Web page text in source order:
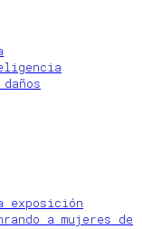
exposición
a mujeres de